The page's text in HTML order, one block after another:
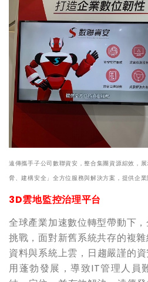
遠傳攜手子公司數聯資安，整合集團資源綜效，
脅、建構安全」全方位服務與解決方案，提供企業
3D雲地監控治理平台
全球產業加速數位轉型帶動下
挑戰，面對新舊系統共存的複
資料與系統上雲，日趨嚴謹的
用蓬勃發展，導致IT管理人員